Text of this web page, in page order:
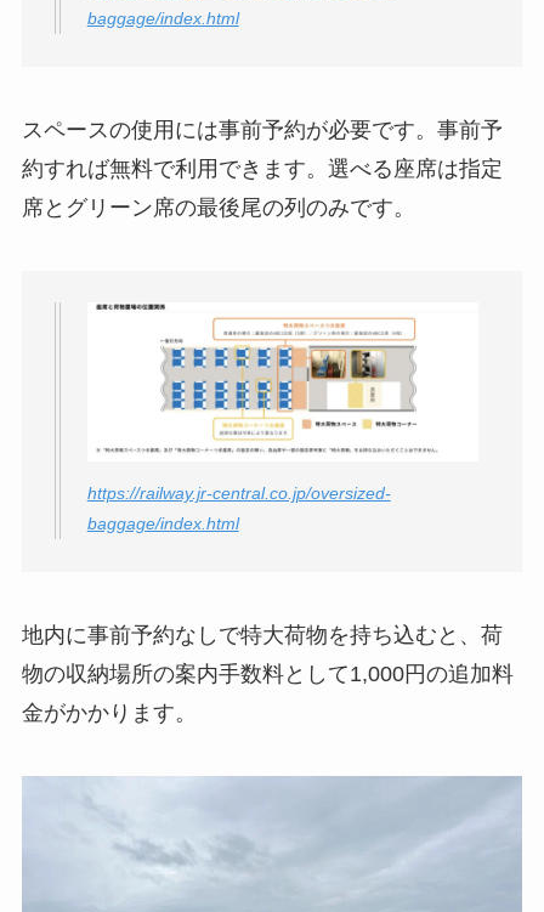
baggage/index.html
スペースの使用には事前予約が必要です。事前予
約すれば無料で利用できます。選べる座席は指定
席とグリーン席の最後尾の列のみです。
https://railway.jr-central.co.jp/oversized-
baggage/index.html
地内に事前予約なしで特大荷物を持ち込むと、荷
物の収納場所の案内手数料として1,000円の追加料
金がかかります。